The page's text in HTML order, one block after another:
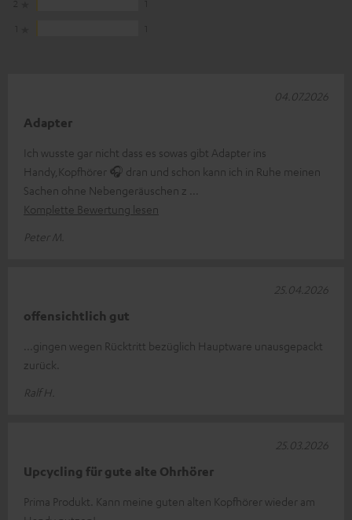
Adapter
Ich wusste gar nicht dass es sowas gibt Adapter ins
Handy,Kopfhörer 🎧 dran und schon kann ich in Ruhe meinen
Sachen ohne Nebengeräuschen z
Komplette Bewertung lesen
Peter M.
04.07.2026
offensichtlich gut
...gingen wegen Rücktritt bezüglich Hauptware unausgepackt
zurück.
Ralf H.
25.04.2026
Upcycling für gute alte Ohrhörer
Prima Produkt. Kann meine guten alten Kopfhörer wieder am
25.03.2026